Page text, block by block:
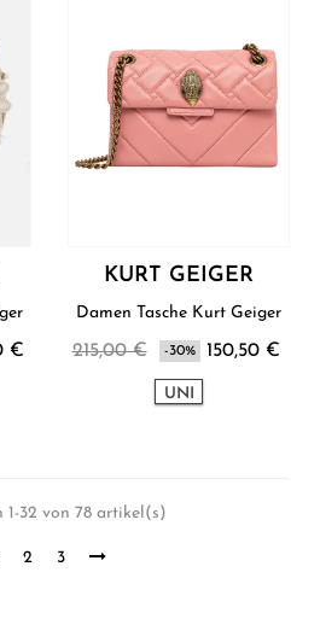
€
KURT GEIGER
Damen Tasche Kurt Geiger
215,00 € -30% 150,50 €
UNI
1-32 von 78 artikel(s)
2 3